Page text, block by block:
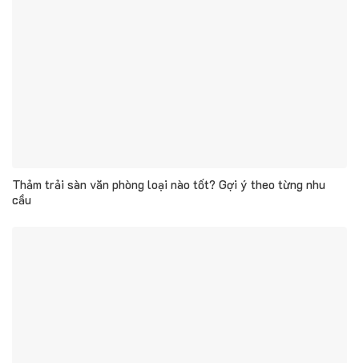
Thảm trải sàn văn phòng loại nào tốt? Gợi ý theo từng nhu
cầu